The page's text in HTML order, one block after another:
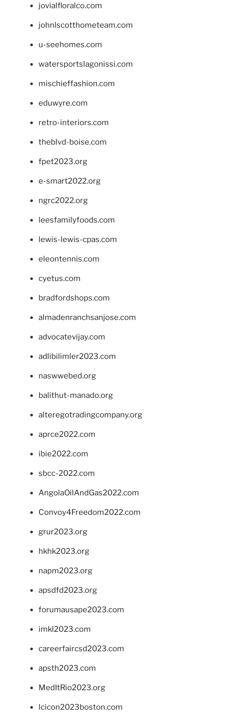
jovialfloralco.com
johnlscotthometeam.com
u-seehomes.com
watersportslagonissi.com
mischieffashion.com
eduwyre.com
retro-interiors.com
theblvd-boise.com
fpet2023.org
e-smart2022.org
ngrc2022.org
leesfamilyfoods.com
lewis-lewis-cpas.com
eleontennis.com
cyetus.com
bradfordshops.com
almadenranchsanjose.com
advocatevijay.com
adlibilimler2023.com
naswwebed.org
balithut-manado.org
alteregotradingcompany.org
aprce2022.com
ibie2022.com
sbcc-2022.com
AngolaOilAndGas2022.com
Convoy4Freedom2022.com
grur2023.org
hkhk2023.org
napm2023.org
apsdfd2023.org
forumausape2023.com
imkl2023.com
careerfaircsd2023.com
apsth2023.com
MedItRio2023.org
lcicon2023boston.com